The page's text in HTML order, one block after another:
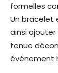
formelles
Un bracelet
ainsi
tenue
événement